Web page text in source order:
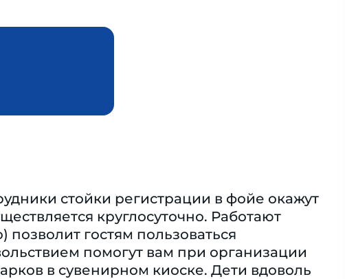
стойки регистрации в фойе окажут
круглосуточно. Работают
гостям пользоваться
помогут вам при организации
в сувенирном киоске. Дети вдоволь